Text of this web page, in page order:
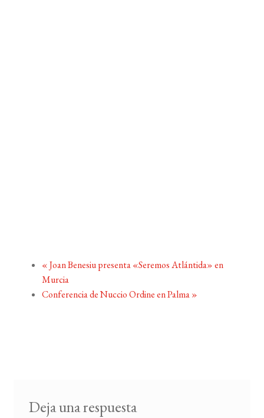
«Joan Benesiu presenta «Seremos Atlántida» en
Murcia
Conferencia de Nuccio Ordine en Palma»
Deja una respuesta